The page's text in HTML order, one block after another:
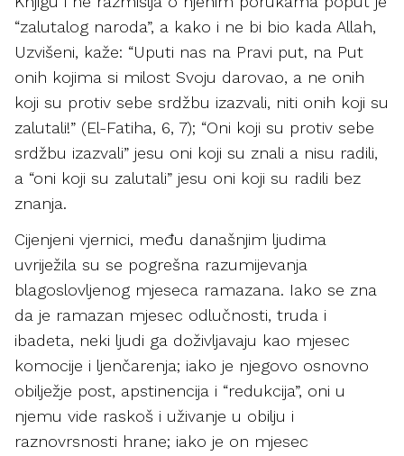
“zalutalog naroda”, a kako i ne bi bio kada Allah,
Uzvišeni, kaže: “Uputi nas na Pravi put, na Put
onih kojima si milost Svoju darovao, a ne onih
koji su protiv sebe srdžbu izazvali, niti onih koji su
zalutali!” (El-Fatiha, 6, 7); “Oni koji su protiv sebe
srdžbu izazvali” jesu oni koji su znali a nisu radili,
a “oni koji su zalutali” jesu oni koji su radili bez
znanja.
Cijenjeni vjernici, među današnjim ljudima
uvriježila su se pogrešna razumijevanja
blagoslovljenog mjeseca ramazana. Iako se zna
da je ramazan mjesec odlučnosti, truda i
ibadeta, neki ljudi ga doživljavaju kao mjesec
komocije i ljenčarenja; iako je njegovo osnovno
obilježje post, apstinencija i “redukcija”, oni u
njemu vide raskoš i uživanje u obilju i
raznovrsnosti hrane; iako je on mjesec